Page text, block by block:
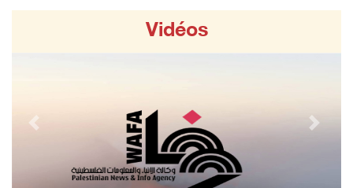
08/August/2026 09:45 AM
3 blessés par des balles d’occupation au nor ...
08/August/2026 09:20 AM
Vidéos
Previous Next